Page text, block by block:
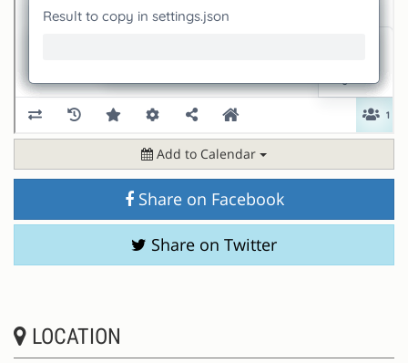
Add to Calendar
Share on Facebook
Share on Twitter
LOCATION